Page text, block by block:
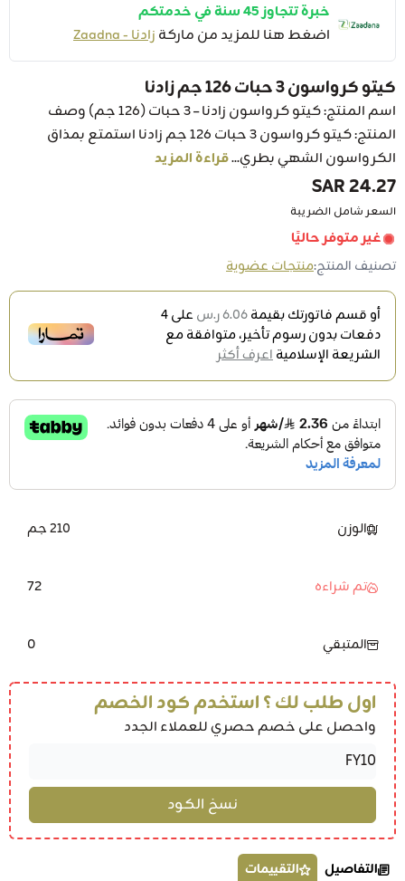
خبرة تتجاوز 45 سنة في خدمتكم
اضغط هنا للمزيد من ماركة زادنا - Zaadna
كيتو كرواسون 3 حبات 126 جم زادنا
اسم المنتج: كيتو كرواسون زادنا – 3 حبات (126 جم) وصف
المنتج: كيتو كرواسون 3 حبات 126 جم زادنا استمتع بمذاق
الكرواسون الشهي بطري...قراءة المزيد
24.27 SAR
السعر شامل الضريبة
غير متوفر حاليًا
تصنيف المنتج:منتجات عضوية
أو قسم فاتورتك بقيمة6.06 ر.س على4
دفعات بدون رسوم تأخير، متوافقة مع
الشريعة الإسلاميةاعرف أكثر
الوزن 210 جم
تم شراءه 72
المتبقي 0
اول طلب لك ؟ استخدم كود الخصم
واحصل على خصم حصري للعملاء الجدد
التفاصيل التقييمات